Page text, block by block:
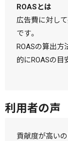
ROASとは
広告費に対し
です。
ROASの算出方
的にROASの目
利用者の声
貢献度が高いの